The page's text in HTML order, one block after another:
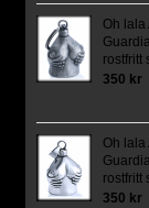
Oh lala
rostfritt
350 kr
Oh lala
rostfritt
350 kr